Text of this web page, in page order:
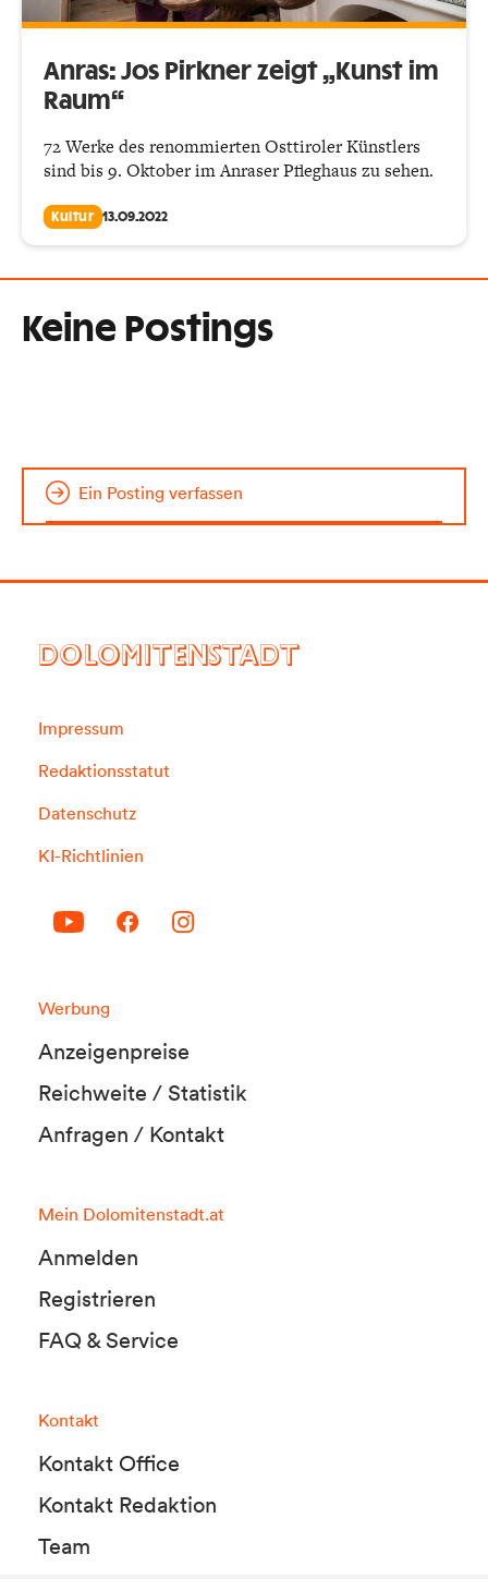
Anras: Jos Pirkner zeigt „Kunst im
Raum“
72 Werke des renommierten Osttiroler Künstlers
sind bis 9. Oktober im Anraser Pfleghaus zu sehen.
Kultur 13.09.2022
Keine Postings
Ein Posting verfassen
DOLOMITENSTADT
Impressum
Redaktionsstatut
Datenschutz
KI-Richtlinien
Werbung
Anzeigenpreise
Reichweite / Statistik
Anfragen / Kontakt
Mein Dolomitenstadt.at
Anmelden
Registrieren
FAQ & Service
Kontakt
Kontakt Office
Kontakt Redaktion
Team